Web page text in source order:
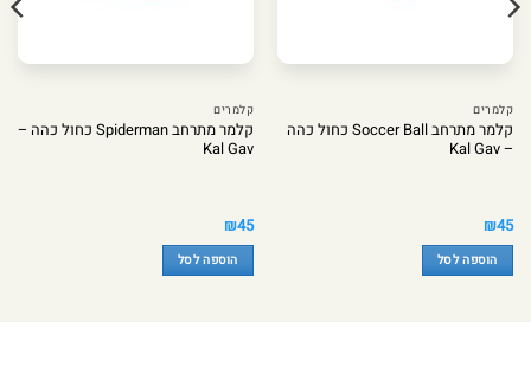
קלמרים
קלמר מתרחב Soccer Ball כחול כהה
– Kal Gav
₪45
הוספה לסל
קלמרים
קלמר מתרחב Spiderman כחול כהה –
Kal Gav
₪45
הוספה לסל